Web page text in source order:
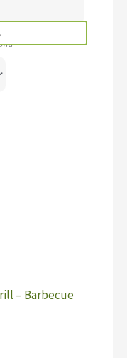
– Barbecue